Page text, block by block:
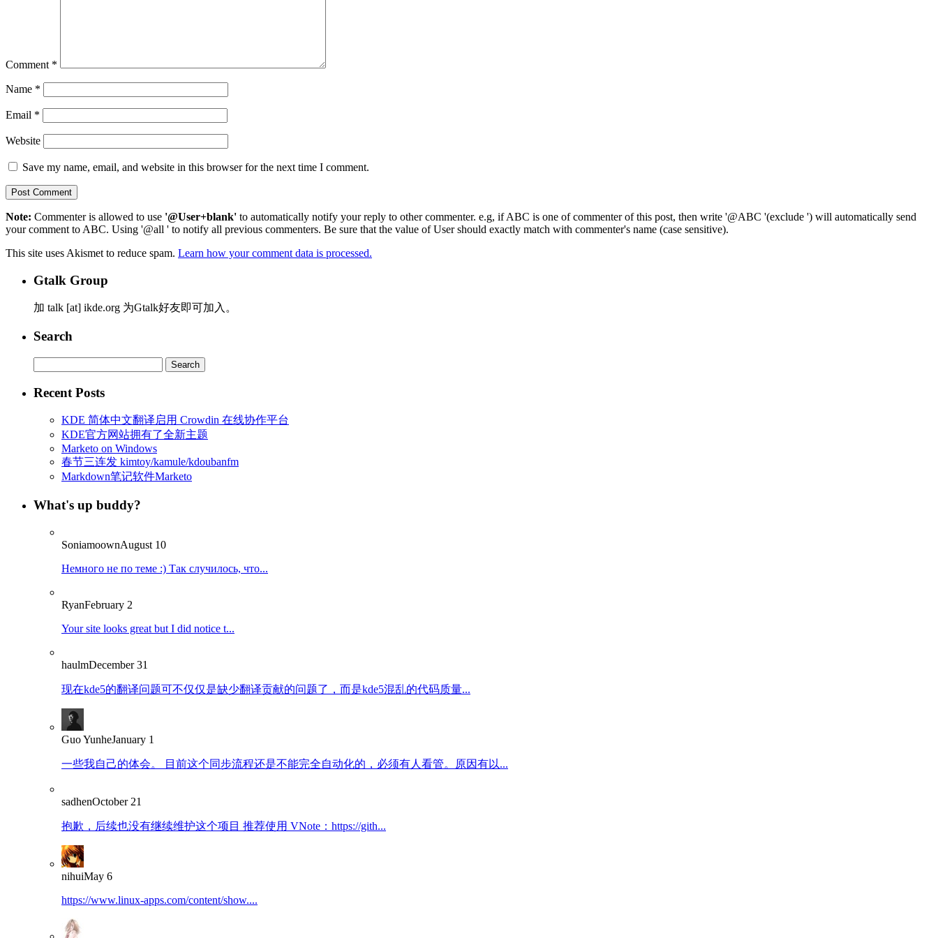
Comment *
Name *
Email *
Website
Save my name, email, and website in this browser for the next time I comment.
Note: Commenter is allowed to use '@User+blank' to automatically notify your reply to other commenter. e.g, if ABC is one of commenter of this post, then write '@ABC '(exclude ') will automatically send
your comment to ABC. Using '@all ' to notify all previous commenters. Be sure that the value of User should exactly match with commenter's name (case sensitive).
This site uses Akismet to reduce spam. Learn how your comment data is processed.
Gtalk Group
加 talk [at] ikde.org 为Gtalk好友即可加入。
Search
for:
Recent Posts
KDE 简体中文翻译启用 Crowdin 在线协作平台
KDE官方网站拥有了全新主题
Marketo on Windows
春节三连发 kimtoy/kamule/kdoubanfm
Markdown笔记软件Marketo
What's up buddy?
SoniamoownAugust 10
Немного не по теме :) Так случилось, что...
RyanFebruary 2
Your site looks great but I did notice t...
haulmDecember 31
现在kde5的翻译问题可不仅仅是缺少翻译贡献的问题了，而是kde5混乱的代码质量...
Guo YunheJanuary 1
一些我自己的体会。 目前这个同步流程还是不能完全自动化的，必须有人看管。原因有以...
sadhenOctober 21
抱歉，后续也没有继续维护这个项目 推荐使用 VNote：https://gith...
nihuiMay 6
https://www.linux-apps.com/content/show....